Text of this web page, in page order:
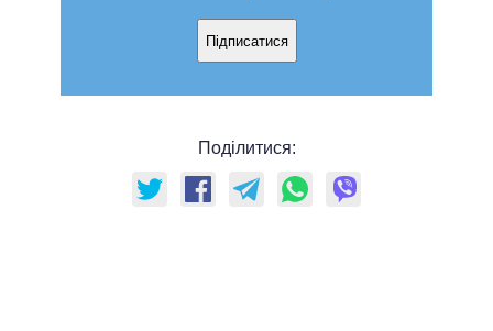
Підписатися
Поділитися: